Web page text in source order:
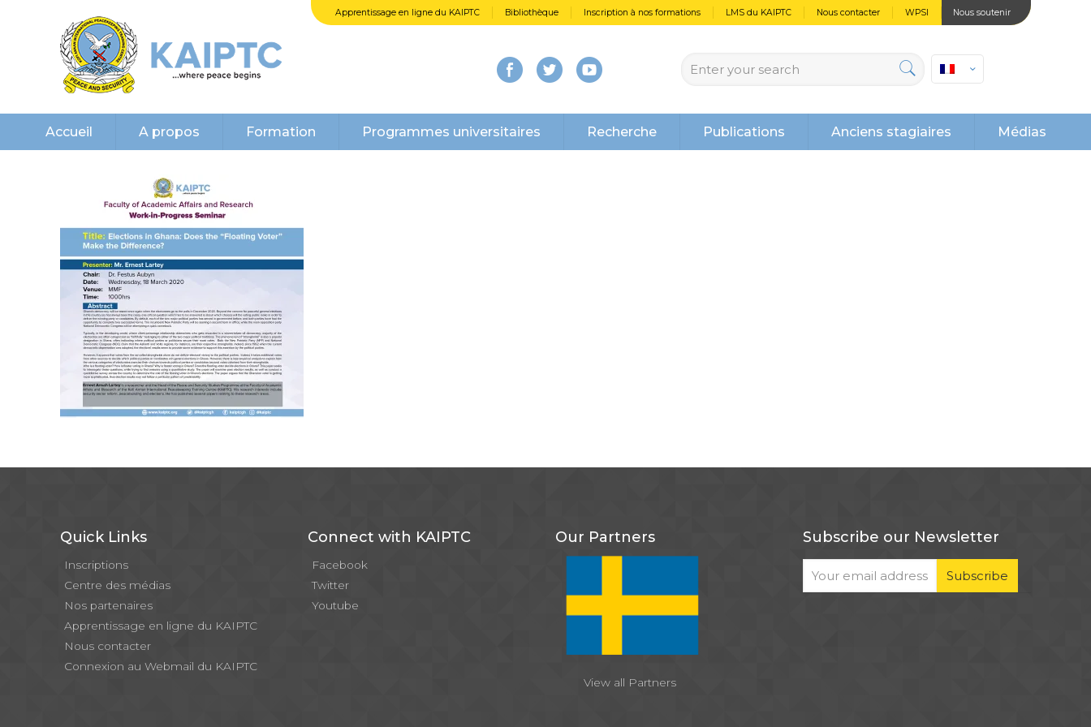
Apprentissage en ligne du KAIPTC Bibliothèque Inscription à nos formations LMS du KAIPTC Nous contacter WPSI Nous soutenir
Accueil A propos Formation Programmes universitaires Recherche Publications Anciens stagiaires Médias
Quick Links
Inscriptions
Centre des médias
Nos partenaires
Apprentissage en ligne du KAIPTC
Nous contacter
Connexion au Webmail du KAIPTC
Connect with KAIPTC
Facebook
Twitter
Youtube
Our Partners
View all Partners
Subscribe our Newsletter